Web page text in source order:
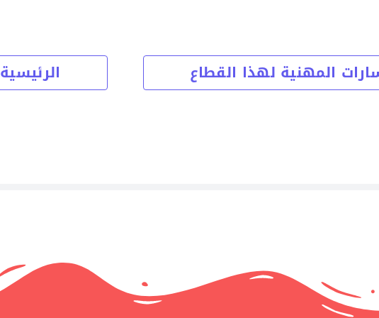
المهنية لهذا القطاع الرئيسية